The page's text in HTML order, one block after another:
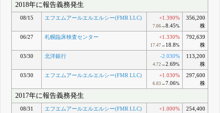
2018年に報告義務発生
08/15 エフエムアールエルエルシー(FMR LLC) +1.390%
7.06→ 8.45%
356,200
株
06/27
札幌臨床検査センター +1.330%
17.47→ 18.8%
792,639
株
03/30
北洋銀行 -2.030%
4.72→ 2.69%
113,200
株
03/30
エフエムアールエルエルシー(FMR LLC) +1.030%
6.03→ 7.06%
297,600
株
2017年に報告義務発生
08/31 エフエムアールエルエルシー(FMR LLC) +1.000%
254,400